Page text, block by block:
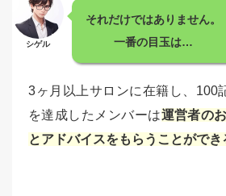
シゲル
それだけではありません。
一番の目玉は…
3ヶ月以上サロンに在籍し、100
を達成したメンバーは運営者の
とアドバイスをもらうことができ